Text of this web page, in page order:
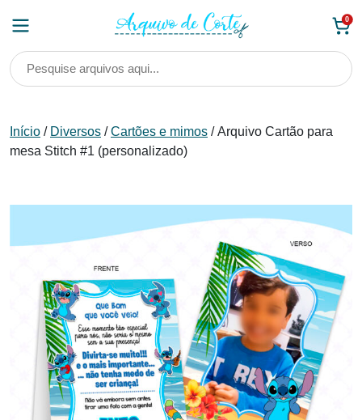
0
Início / Diversos /Cartões e mimos / Arquivo Cartão para
mesa Stitch #1 (personalizado)